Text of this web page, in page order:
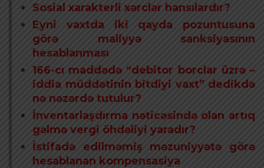
Sosial xarakterli xərclər hansılardır?
Eyni vaxtda iki qayda pozuntusuna
görə maliyyə sanksiyasının
hesablanması
166-cı maddədə “debitor borclar üzrə –
iddia müddətinin bitdiyi vaxt” dedikdə
nə nəzərdə tutulur?
İnventarlaşdırma nəticəsində olan artıq
gəlmə vergi öhdəliyi yaradır?
İstifadə edilməmiş məzuniyyətə görə
hesablanan kompensasiya